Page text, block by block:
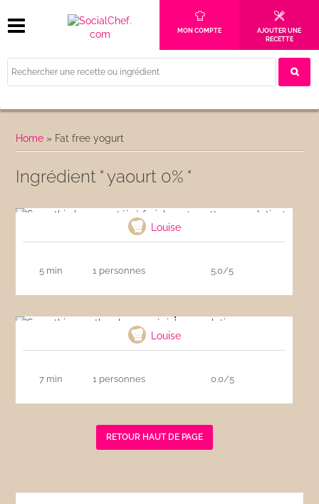
MON COMPTE
AJOUTER UNE
RECETTE
Home » Fat free yogurt
Ingrédient " yaourt 0% "
Smoothie hyperprotéiné fraicheur (recette
Louise
5 min 1 personnes 5.0/5
Louise
7 min 1 personnes 0.0/5
RETOUR HAUT DE PAGE